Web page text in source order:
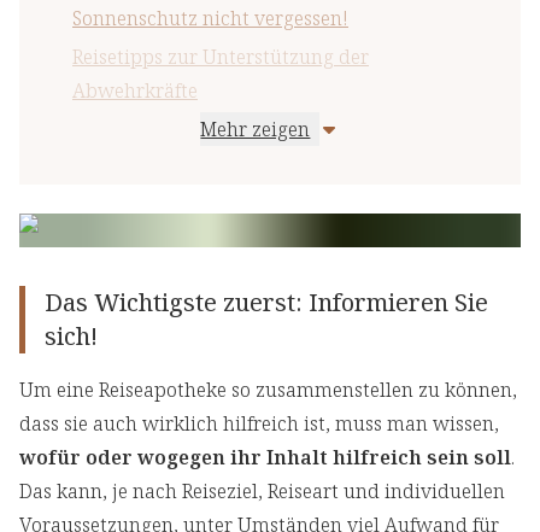
Sonnenschutz nicht vergessen!
Reisetipps zur Unterstützung der
Abwehrkräfte
Was hilft bei Jetlag und Einschlafproblemen?
Mehr zeigen
Das Wichtigste zuerst: Informieren Sie
sich!
Um eine Reiseapotheke so zusammenstellen zu können,
dass sie auch wirklich hilfreich ist, muss man wissen,
wofür oder wogegen ihr Inhalt hilfreich sein soll.
Das kann, je nach Reiseziel, Reiseart und individuellen
Voraussetzungen, unter Umständen viel Aufwand für